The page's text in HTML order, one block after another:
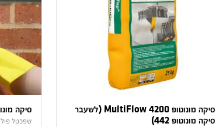
סיקה מונוטופ 4200 MultiFlow (לשעבר
סיקה מונוטופ 442)
סיקה
שפכטל